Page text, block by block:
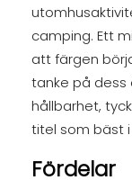
camping. Ett
att färgen
tanke på dess
hållbarhet,
titel som bäst
Fördelar